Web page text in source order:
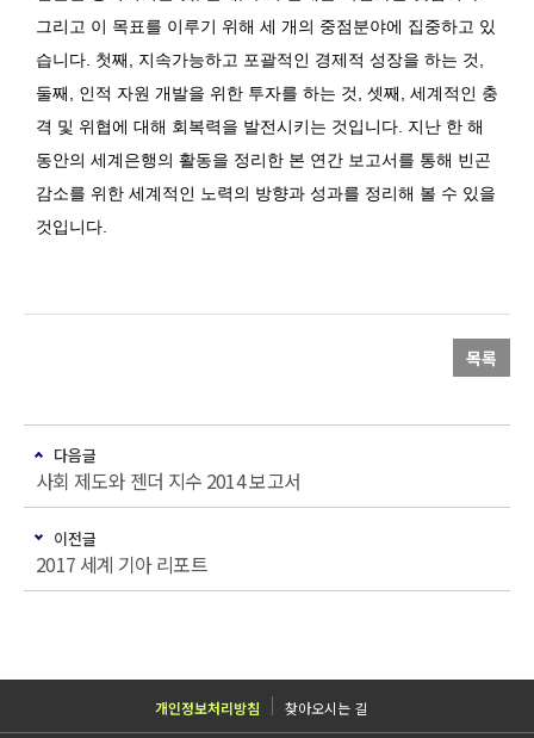
그리고 이 목표를 이루기 위해 세 개의 중점분야에 집중하고 있
습니다. 첫째, 지속가능하고 포괄적인 경제적 성장을 하는 것,
둘째, 인적 자원 개발을 위한 투자를 하는 것, 셋째, 세계적인 충
격 및 위협에 대해 회복력을 발전시키는 것입니다. 지난 한 해
동안의 세계은행의 활동을 정리한 본 연간 보고서를 통해 빈곤
감소를 위한 세계적인 노력의 방향과 성과를 정리해 볼 수 있을
것입니다.
목록
다음글
사회 제도와 젠더 지수 2014 보고서
이전글
2017 세계 기아 리포트
개인정보처리방침 찾아오시는 길